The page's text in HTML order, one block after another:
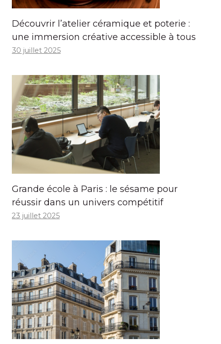
Découvrir l’atelier céramique et poterie :
une immersion créative accessible à tous
30 juillet 2025
Grande école à Paris : le sésame pour
réussir dans un univers compétitif
23 juillet 2025